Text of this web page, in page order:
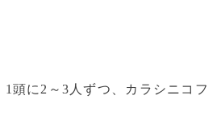
頭に2～3人ずつ、カラシニコフ